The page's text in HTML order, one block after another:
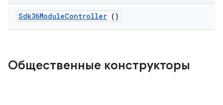
Sdk36ModuleController ()
Общественные конструкторы